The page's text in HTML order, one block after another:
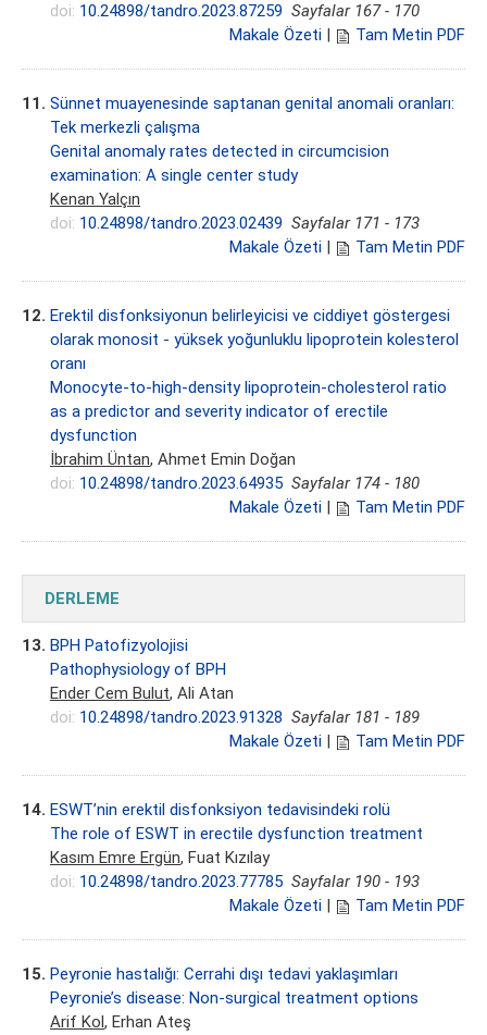
doi: 10.24898/tandro.2023.87259 Sayfalar 167 - 170
Makale Özeti
Tam Metin PDF
11. Sünnet muayenesinde saptanan genital anomali oranları:
Tek merkezli çalışma
Genital anomaly rates detected in circumcision
examination: A single center study
Kenan Yalçın
doi: 10.24898/tandro.2023.02439 Sayfalar 171 - 173
Makale Özeti
Tam Metin PDF
12. Erektil disfonksiyonun belirleyicisi ve ciddiyet göstergesi
olarak monosit - yüksek yoğunluklu lipoprotein kolesterol
oranı
Monocyte-to-high-density lipoprotein-cholesterol ratio
as a predictor and severity indicator of erectile
dysfunction
İbrahim Üntan, Ahmet Emin Doğan
doi: 10.24898/tandro.2023.64935 Sayfalar 174 - 180
Makale Özeti
Tam Metin PDF
DERLEME
13. BPH Patofizyolojisi
Pathophysiology of BPH
Ender Cem Bulut, Ali Atan
doi: 10.24898/tandro.2023.91328 Sayfalar 181 - 189
Makale Özeti
Tam Metin PDF
14. ESWT’nin erektil disfonksiyon tedavisindeki rolü
The role of ESWT in erectile dysfunction treatment
Kasım Emre Ergün, Fuat Kızılay
doi: 10.24898/tandro.2023.77785 Sayfalar 190 - 193
Makale Özeti
Tam Metin PDF
15. Peyronie hastalığı: Cerrahi dışı tedavi yaklaşımları
Peyronie’s disease: Non-surgical treatment options
Arif Kol , Erhan Ateş